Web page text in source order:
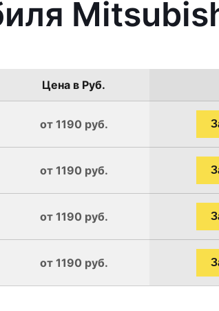
Цена в Руб.
от 1190 руб.
от 1190 руб.
от 1190 руб.
от 1190 руб.